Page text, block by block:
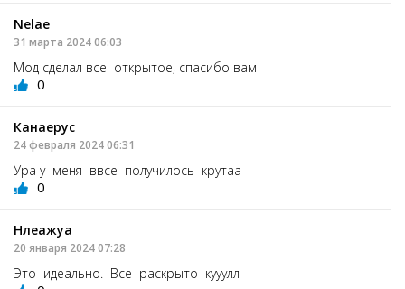
Nelae
31 марта 2024 06:03
Мод сделал все открытое, спасибо вам
0
Канаерус
24 февраля 2024 06:31
Ура у меня ввсе получилось крутаа
0
Нлеажуа
20 января 2024 07:28
Это идеально. Все раскрыто кууулл